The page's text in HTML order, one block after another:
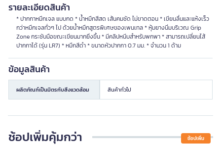
รายละเอียดสินค้า
* ปากกาหมึกเจล แบบกด * น้ำหมึกสีสด เส้นคมชัด ไม่ขาดตอน * เขียนลื่นและแห้งเร็ว
กว่าหมึกเจลทั่วๆ ไป ด้วยน้ำหมึกสูตรพิเศษของเพนเทล * หุ้มยางนิ่มบริเวณ Grip
Zone กระชับมือขณะเขียนมากยิ่งขึ้น * มีคลิปหนีบสำหรับพกพา * สามารถเปลี่ยนไส้
ปากกาได้ (รุ่น LR7) * หมึกสีดำ * ขนาดหัวปากกา 0.7 มม. * จำนวน 1 ด้าม
ข้อมูลสินค้า
ผลิตภัณฑ์เป็นมิตรกับสิ่งแวดล้อม สินค้าทั่วไป
ช้อปเพิ่มคุ้มกว่า ช้อปเพิ่ม